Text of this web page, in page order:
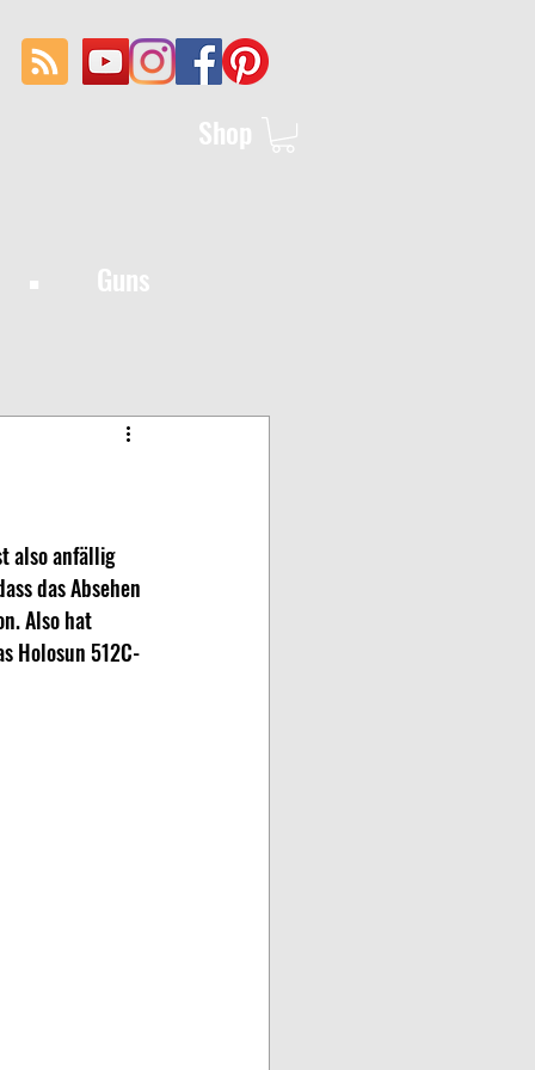
Shop
Guns
·
also anfällig
das Absehen
Also hat
Holosun 512C-